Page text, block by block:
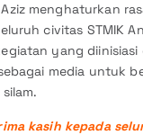
menghaturkan
civitas STMIK
yang diinisiasi
media untuk
kasih kepada